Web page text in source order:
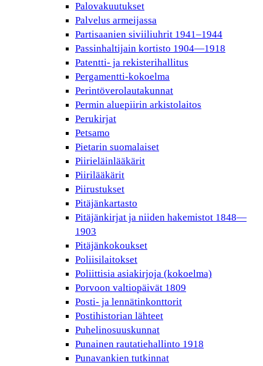
Palovakuutukset
Palvelus armeijassa
Partisaanien siviiliuhrit 1941–1944
Passinhaltijain kortisto 1904—1918
Patentti- ja rekisterihallitus
Pergamentti-kokoelma
Perintöverolautakunnat
Permin aluepiirin arkistolaitos
Perukirjat
Petsamo
Pietarin suomalaiset
Piirieläinlääkärit
Piirilääkärit
Piirustukset
Pitäjänkartasto
Pitäjänkirjat ja niiden hakemistot 1848—
1903
Pitäjänkokoukset
Poliisilaitokset
Poliittisia asiakirjoja (kokoelma)
Porvoon valtiopäivät 1809
Posti- ja lennätinkonttorit
Postihistorian lähteet
Puhelinosuuskunnat
Punainen rautatiehallinto 1918
Punavankien tutkinnat